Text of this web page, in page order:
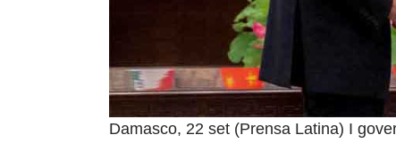
Damasco, 22 set (Prensa Latina) I